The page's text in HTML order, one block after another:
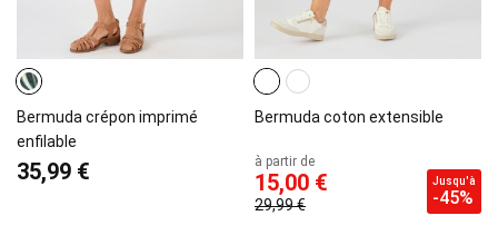
Bermuda crépon imprimé
enfilable
35,99 €
Bermuda coton extensible
à partir de
15,00 €
29,99 €
Jusqu'à
-45%